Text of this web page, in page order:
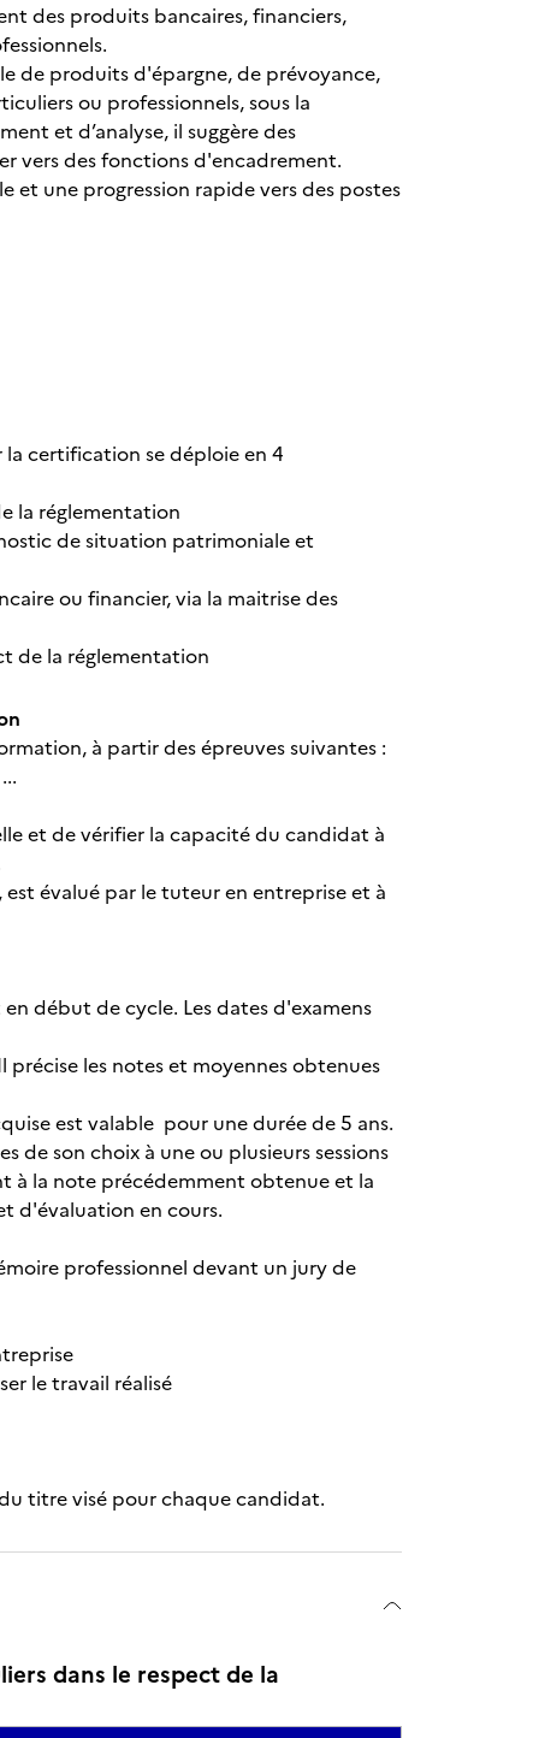
des produits bancaires, financiers,
de produits d'épargne, de prévoyance,
ou professionnels, sous la
et d’analyse, il suggère des
vers des fonctions d'encadrement.
et une progression rapide vers des postes
la certification se déploie en 4
la réglementation
de situation patrimoniale et
ou financier, via la maitrise des
de la réglementation
à partir des épreuves suivantes :
et de vérifier la capacité du candidat à
évalué par le tuteur en entreprise et à
début de cycle. Les dates d'examens
les notes et moyennes obtenues
est valable pour une durée de 5 ans.
de son choix à une ou plusieurs sessions
à la note précédemment obtenue et la
d'évaluation en cours.
professionnel devant un jury de
le travail réalisé
titre visé pour chaque candidat.
dans le respect de la